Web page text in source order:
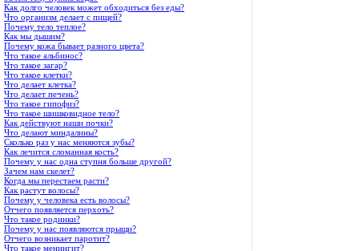
Как долго человек может обходиться без еды?
Что организм делает с пищей?
Почему тело теплое?
Как мы дышим?
Почему кожа бывает разного цвета?
Что такое альбинос?
Что такое загар?
Что такое клетки?
Что делает клетка?
Что делает печень?
Что такое гипофиз?
Что такое шишковидное тело?
Как действуют наши почки?
Что делают миндалины?
Сколько раз у нас меняются зубы?
Как лечится сломанная кость?
Почему у нас одна ступня больше другой?
Зачем нам скелет?
Когда мы перестаем расти?
Как растут волосы?
Почему у человека есть волосы?
Отчего появляется перхоть?
Что такое родинки?
Почему у нас появляются прыщи?
Отчего возникает паротит?
Что такое менингит?